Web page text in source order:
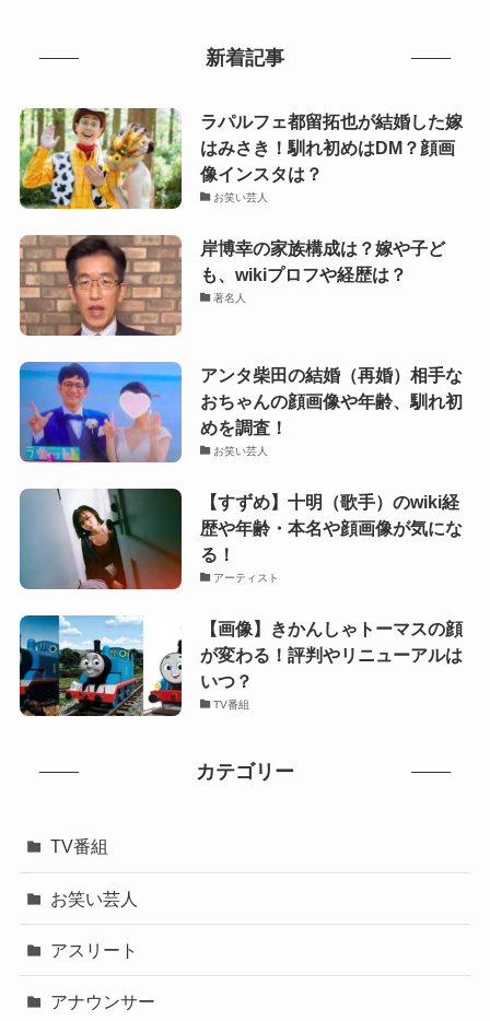
新着記事
ラパルフェ都留拓也が結婚した嫁
はみさき！馴れ初めはDM？顔画
像インスタは？
お笑い芸人
岸博幸の家族構成は？嫁や子ど
も、wikiプロフや経歴は？
著名人
アンタ柴田の結婚（再婚）相手な
おちゃんの顔画像や年齢、馴れ初
めを調査！
お笑い芸人
【すずめ】十明（歌手）のwiki経
歴や年齢・本名や顔画像が気にな
る！
アーティスト
【画像】きかんしゃトーマスの顔
が変わる！評判やリニューアルは
いつ？
TV番組
カテゴリー
TV番組
お笑い芸人
アスリート
アナウンサー